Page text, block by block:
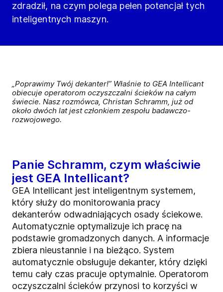
zdradził, na czym polega pełen potencjał tych
inteligentnych maszyn.
„Poprawimy Twój dekanter!” Właśnie to GEA Intellicant
obiecuje operatorom oczyszczalni ścieków na całym
świecie. Nasz rozmówca, Christan Schramm, już od
około dwóch lat jest członkiem zespołu badawczo-
rozwojowego.
Panie Schramm, czym właściwie
jest GEA Intellicant?
GEA Intellicant jest inteligentnym systemem,
który służy do monitorowania pracy
dekanterów odwadniających osady ściekowe.
Automatycznie optymalizuje ich pracę na
podstawie gromadzonych danych. A informacje
zbiera nieustannie i na bieżąco. System
automatycznie obsługuje dekanter, który dzięki
temu cały czas pracuje optymalnie. Operatorom
oczyszczalni ścieków przynosi to korzyści w